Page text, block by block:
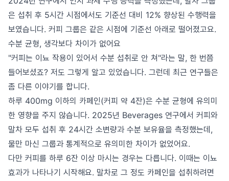
은 섭취 후 5시간 시점에서도 기준선 대비 12% 향상된 수행력을
보였습니다. 커피 그룹은 같은 시점에 기준선 아래로 떨어졌고요.
수분 균형, 생각보다 차이가 없어요
"커피는 이뇨 작용이 있어서 수분 섭취로 안 쳐"라는 말, 한 번쯤
들어보셨죠? 저도 그렇게 알고 있었습니다. 그런데 최근 연구들은
좀 다른 이야기를 합니다.
하루 400mg 이하의 카페인(커피 약 4잔)은 수분 균형에 유의미
한 영향을 주지 않습니다. 2025년 Beverages 연구에서 커피와
말차 모두 섭취 후 24시간 소변량과 수분 보유율을 측정했는데,
물만 마신 그룹과 통계적으로 유의미한 차이가 없었어요.
다만 커피를 하루 6잔 이상 마시는 경우는 다릅니다. 이때는 이뇨
효과가 나타나기 시작해요. 말차로 그 정도 카페인을 섭취하려면